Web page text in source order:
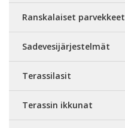
Ranskalaiset parvekkeet
Sadevesijärjestelmät
Terassilasit
Terassin ikkunat